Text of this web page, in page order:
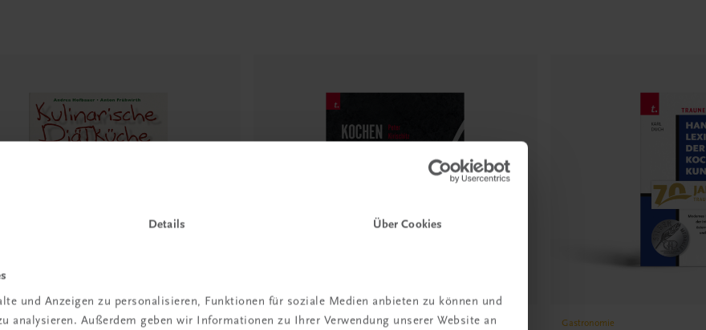
Details Über Cookies
und Anzeigen zu personalisieren, Funktionen für soziale Medien anbieten zu können und
analysieren. Außerdem geben wir Informationen zu Ihrer Verwendung unserer Website an
Gastronomie Gastronomie